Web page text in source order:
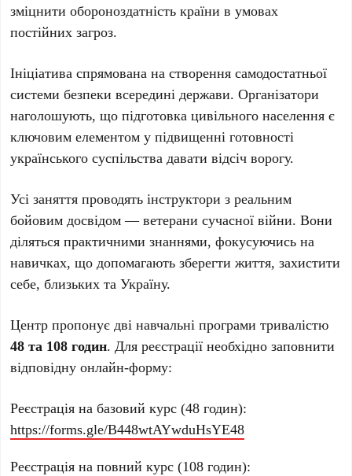
зміцнити обороноздатність країни в умовах
постійних загроз.
Ініціатива спрямована на створення самодостатньої
системи безпеки всередині держави. Організатори
наголошують, що підготовка цивільного населення є
ключовим елементом у підвищенні готовності
українського суспільства давати відсіч ворогу.
Усі заняття проводять інструктори з реальним
бойовим досвідом — ветерани сучасної війни. Вони
діляться практичними знаннями, фокусуючись на
навичках, що допомагають зберегти життя, захистити
себе, близьких та Україну.
Центр пропонує дві навчальні програми тривалістю
48 та 108 годин. Для реєстрації необхідно заповнити
відповідну онлайн-форму:
Реєстрація на базовий курс (48 годин):
https://forms.gle/B448wtAYwduHsYE48
Реєстрація на повний курс (108 годин):